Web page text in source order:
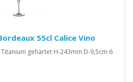
55cl Calice Vino
gehärtet H-243mm D-9,5cm 6